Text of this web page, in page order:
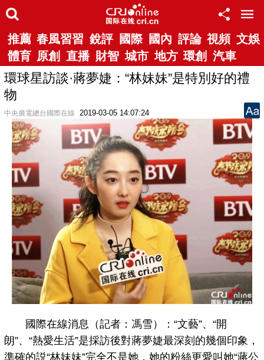
推薦 春風習習 銳評 國際 國內 評論 視頻 文娛
體育 原創 直播 財智 城市 地方 環創 汽車
環球星訪談·蔣夢婕：“林妹妹”是特別好的禮
物
中央廣電總台國際在線 2019-03-05 14:07:24
國際在線消息（記者：馮雪）：“文藝”、“開
朗”、“熱愛生活”是採訪後對蔣夢婕最深刻的幾個印象，
準確的説“林妹妹”完全不是她，她的粉絲更愛叫她“蔣公